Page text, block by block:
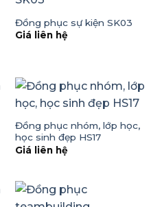
Đồng phục sự kiện SK03
Giá liên hệ
Đồng phục nhóm, lớp học,
học sinh đẹp HS17
Giá liên hệ